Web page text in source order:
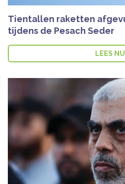
Tientallen raketten
tijdens de Pesach Seder
LEES NU